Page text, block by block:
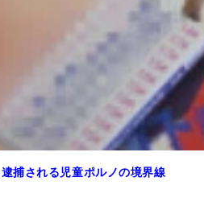
捕される児童ポルノの境界線